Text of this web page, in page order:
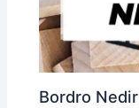
Bordro